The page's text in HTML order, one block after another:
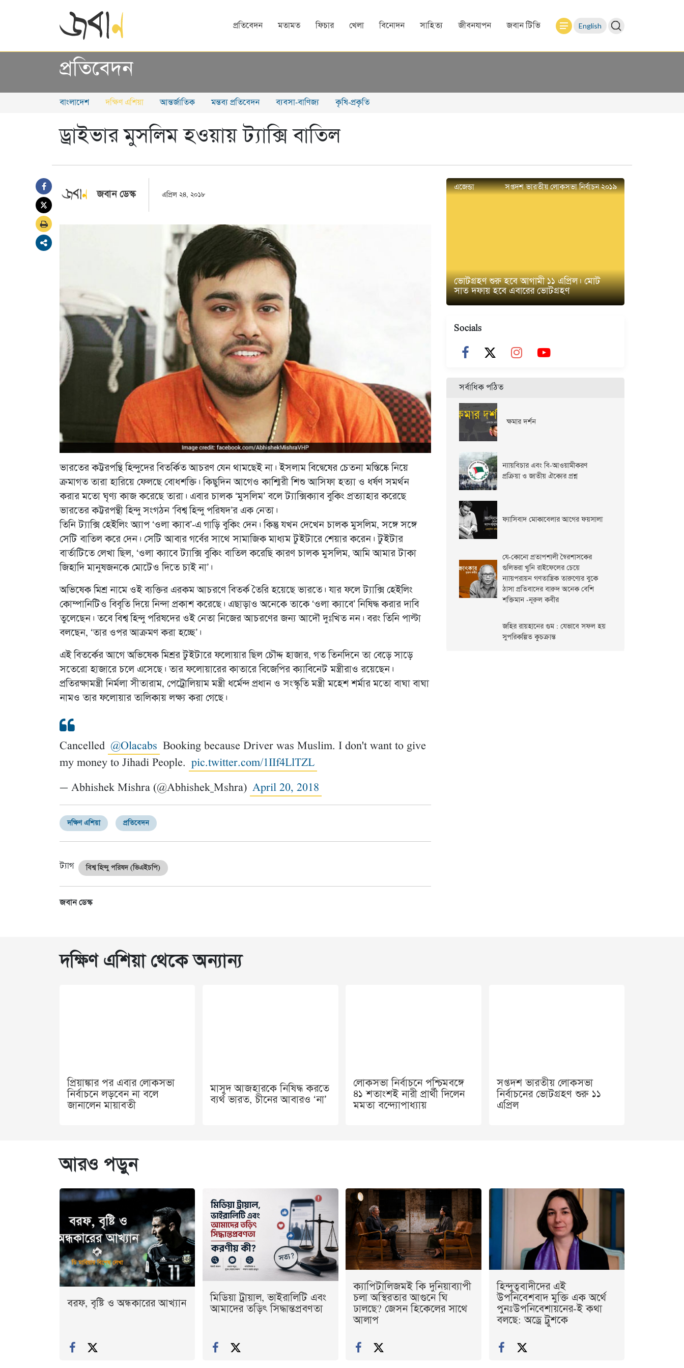
প্রতিবেদন মতামত ফিচার খেলা বিনোদন সাহিত্য জীবনযাপন জবান টিভি English
প্রতিবেদন
বাংলাদেশ দক্ষিণ এশিয়া আন্তর্জাতিক মন্তব্য প্রতিবেদন ব্যবসা-বাণিজ্য কৃষি-প্রকৃতি
ড্রাইভার মুসলিম হওয়ায় ট্যাক্সি বাতিল
জবান ডেস্ক এপ্রিল ২৪, ২০১৮
ভারতের কট্টরপন্থি হিন্দুদের বিতর্কিত আচরণ যেন থামছেই না। ইসলাম বিদ্বেষের চেতনা মস্তিষ্কে নিয়ে
ক্রমাগত তারা হারিয়ে ফেলছে বোধশক্তি। কিছুদিন আগেও কাশ্মিরী শিশু আসিফা হত্যা ও ধর্ষণ সমর্থন
করার মতো ঘৃণ্য কাজ করেছে তারা। এবার চালক ‘মুসলিম’ বলে ট্যাক্সিক্যাব বুকিং প্রত্যাহার করেছে
ভারতের কট্টরপন্থী হিন্দু সংগঠন ‘বিশ্ব হিন্দু পরিষদ’র এক নেতা।
তিনি ট্যাক্সি হেইলিং অ্যাপ ‘ওলা ক্যাব’-এ গাড়ি বুকিং দেন। কিন্তু যখন দেখেন চালক মুসলিম, সঙ্গে সঙ্গে
সেটি বাতিল করে দেন। সেটি আবার গর্বের সাথে সামাজিক মাধ্যম টুইটারে শেয়ার করেন। টুইটার
বার্তাটিতে লেখা ছিল, ‘ওলা ক্যাবে ট্যাক্সি বুকিং বাতিল করেছি কারণ চালক মুসলিম, আমি আমার টাকা
জিহাদি মানুষজনকে মোটেও দিতে চাই না’।
অভিষেক মিশ্র নামে ওই ব্যক্তির এরকম আচরণে বিতর্ক তৈরি হয়েছে ভারতে। যার ফলে ট্যাক্সি হেইলিং
কোম্পানিটিও বিবৃতি দিয়ে নিন্দা প্রকাশ করেছে। এছাড়াও অনেকে তাকে ‘ওলা ক্যাবে’ নিষিদ্ধ করার দাবি
তুলেছেন। তবে বিশ্ব হিন্দু পরিষদের ওই নেতা নিজের আচরণের জন্য আদৌ দুঃখিত নন। বরং তিনি পাল্টা
বলছেন, ‘তার ওপর আক্রমণ করা হচ্ছে’।
এই বিতর্কের আগে অভিষেক মিশ্রর টুইটারে ফলোয়ার ছিল চৌদ্দ হাজার, গত তিনদিনে তা বেড়ে সাড়ে
সতেরো হাজারে চলে এসেছে। তার ফলোয়ারের কাতারে বিজেপির ক্যাবিনেট মন্ত্রীরাও রয়েছেন।
প্রতিরক্ষামন্ত্রী নির্মলা সীতারাম, পেট্রোলিয়াম মন্ত্রী ধর্মেন্দ প্রধান ও সংস্কৃতি মন্ত্রী মহেশ শর্মার মতো বাঘা বাঘা
নামও তার ফলোয়ার তালিকায় লক্ষ্য করা গেছে।
Cancelled @Olacabs Booking because Driver was Muslim. I don't want to give
my money to Jihadi People. pic.twitter.com/1IIf4LlTZL
— Abhishek Mishra (@Abhishek_Mshra) April 20, 2018
দক্ষিণ এশিয়া প্রতিবেদন
ট্যাগ বিশ্ব হিন্দু পরিষদ (ভিএইচপি)
জবান ডেস্ক
এজেন্ডা সপ্তদশ ভারতীয় লোকসভা নির্বাচন ২০১৯
ভোটগ্রহণ শুরু হবে আগামী ১১ এপ্রিল। মোট
সাত দফায় হবে এবারের ভোটগ্রহণ
Socials
সর্বাধিক পঠিত
ক্ষমার দর্শন
ন্যায়বিচার এবং বি-আওয়ামীকরণ
প্রক্রিয়া ও জাতীয় ঐক্যের প্রশ্ন
ফ্যাসিবাদ মোকাবেলার আগের ফয়সালা
যে-কোনো প্রতাপশালী স্বৈরশাসকের
গুলিভরা খুনি রাইফেলের চেয়ে
ন্যায়পরায়ন গণতান্ত্রিক তারুণ্যের বুকে
ঠাসা প্রতিবাদের বারুদ অনেক বেশি
শক্তিমান -নূরুল কবীর
জহির রায়হানের গুম : যেভাবে সফল হয়
সুপরিকল্পিত কুচক্রান্ত
দক্ষিণ এশিয়া থেকে অন্যান্য
প্রিয়াঙ্কার পর এবার লোকসভা
নির্বাচনে লড়বেন না বলে
জানালেন মায়াবতী
মাসুদ আজহারকে নিষিদ্ধ করতে
ব্যর্থ ভারত, চীনের আবারও ‘না’
লোকসভা নির্বাচনে পশ্চিমবঙ্গে
৪১ শতাংশই নারী প্রার্থী দিলেন
মমতা বন্দ্যোপাধ্যায়
সপ্তদশ ভারতীয় লোকসভা
নির্বাচনের ভোটগ্রহণ শুরু ১১
এপ্রিল
আরও পড়ুন
বরফ, বৃষ্টি ও অন্ধকারের আখ্যান
মিডিয়া ট্রায়াল, ভাইরালিটি এবং
আমাদের তড়িৎ সিদ্ধান্তপ্রবণতা
ক্যাপিটালিজমই কি দুনিয়াব্যাপী
চলা অস্থিরতার আগুনে ঘি
ঢালছে? জেসন হিকেলের সাথে
আলাপ
হিন্দুত্ববাদীদের এই
উপনিবেশবাদ মুক্তি এক অর্থে
পুনঃউপনিবেশায়নের-ই কথা
বলছে: অড্রে ট্রুশকে